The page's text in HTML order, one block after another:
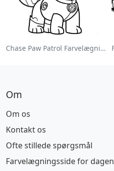
Chase Paw Patrol Farvelægningsside
Om
Om os
Kontakt os
Ofte stillede spørgsmål
Farvelægningsside for dagen